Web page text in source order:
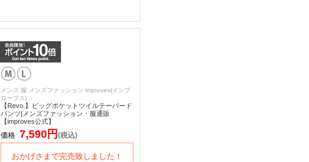
メンズ 服 メンズファッション improves(インプ
ローブス)
【Revo.】ビッグポケットツイルテーパード
パンツ|メンズファッション・服通販
【improves公式】
価格 7,590円 (税込)
おかげさまで完売致しました！